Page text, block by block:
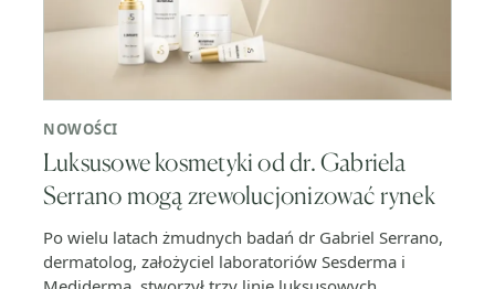
NOWOŚCI
Luksusowe kosmetyki od dr. Gabriela
Serrano mogą zrewolucjonizować rynek
Po wielu latach żmudnych badań dr Gabriel Serrano,
dermatolog, założyciel laboratoriów Sesderma i